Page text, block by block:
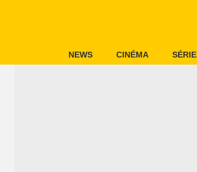
NEWS CINÉMA